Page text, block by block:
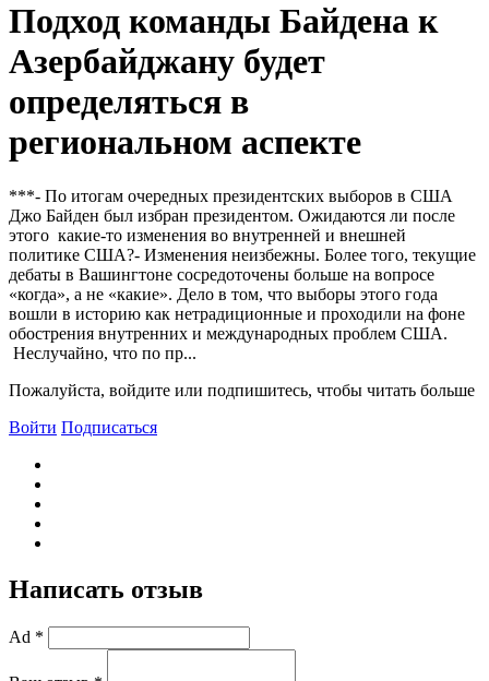
Подход команды Байдена к
Азербайджану будет
определяться в
региональном аспекте
***- По итогам очередных президентских выборов в США
Джо Байден был избран президентом. Ожидаются ли после
этого какие-то изменения во внутренней и внешней
политике США?- Изменения неизбежны. Более того, текущие
дебаты в Вашингтоне сосредоточены больше на вопросе
«когда», а не «какие». Дело в том, что выборы этого года
вошли в историю как нетрадиционные и проходили на фоне
обострения внутренних и международных проблем США.
Неслучайно, что по пр...
Пожалуйста, войдите или подпишитесь, чтобы читать больше
Войти Подписаться
Написать отзыв
Ad *